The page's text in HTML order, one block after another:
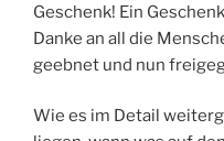
Geschenk! Ein
Danke an all die
geebnet und nun
Wie es im Detail